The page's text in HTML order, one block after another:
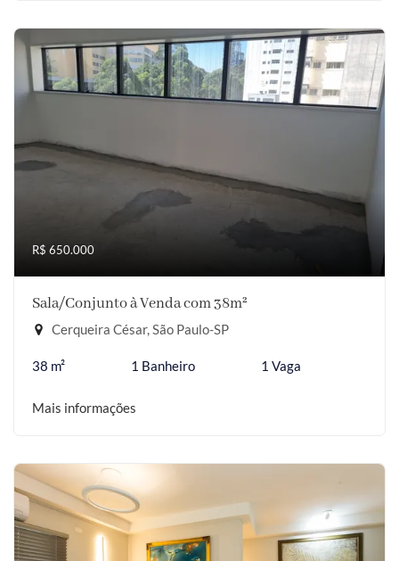
R$ 650.000
Sala/Conjunto à Venda com 38m²
Cerqueira César, São Paulo-SP
38 m² 1 Banheiro 1 Vaga
Mais informações